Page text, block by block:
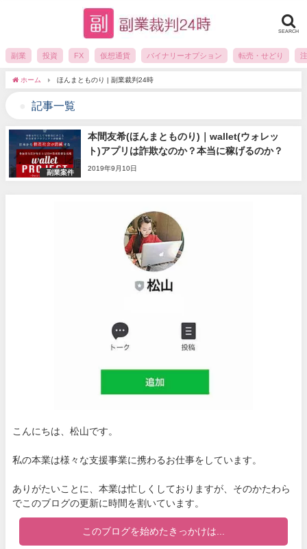
SEARCH
副業 投資 FX 仮想通貨 バイナリーオプション 転売・せどり
ホーム ほんまとものり | 副業裁判24時
記事一覧
副業案件
本間友希(ほんまとものり)｜wallet(ウォレッ
ト)アプリは詐欺なのか？本当に稼げるのか？
2019年9月10日
こんにちは、松山です。
私の本業は様々な支援事業に携わるお仕事をしています。
ありがたいことに、本業は忙しくしておりますが、そのかたわら
でこのブログの更新に時間を割いています。
このブログを始めたきっかけは...